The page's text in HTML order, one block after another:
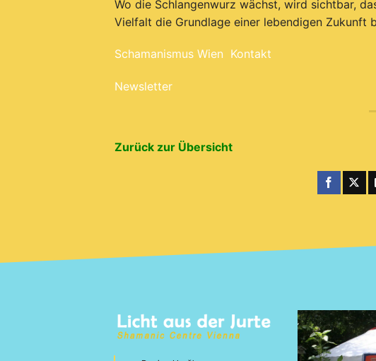
Wo die Schlangenwurz wächst, wird sichtbar,
Vielfalt die Grundlage einer lebendigen Zukunft
Schamanismus Wien Kontakt
Newsletter
Zurück zur Übersicht